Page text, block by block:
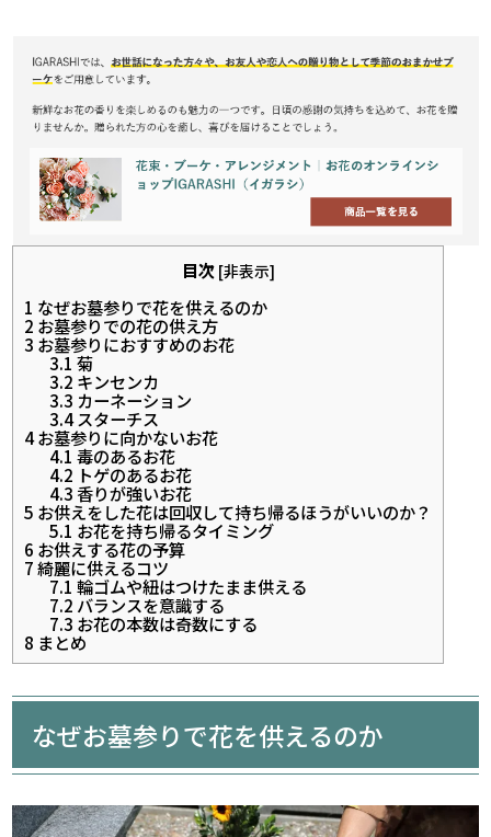
目次 [非表示]
1 なぜお墓参りで花を供えるのか
2 お墓参りでの花の供え方
3 お墓参りにおすすめのお花
3.1 菊
3.2 キンセンカ
3.3 カーネーション
3.4スターチス
4お墓参りに向かないお花
4.1 毒のあるお花
4.2 トゲのあるお花
4.3 香りが強いお花
5 お供えをした花は回収して持ち帰るほうがいいのか？
5.1 お花を持ち帰るタイミング
6 お供えする花の予算
7綺麗に供えるコツ
7.1 輪ゴムや紐はつけたまま供える
7.2 バランスを意識する
7.3 お花の本数は奇数にする
8 まとめ
なぜお墓参りで花を供えるのか